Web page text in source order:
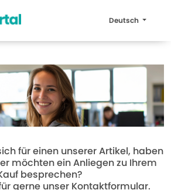
Deutsch
für einen unserer Artikel, haben
möchten ein Anliegen zu Ihrem
besprechen?
gerne unser Kontaktformular.